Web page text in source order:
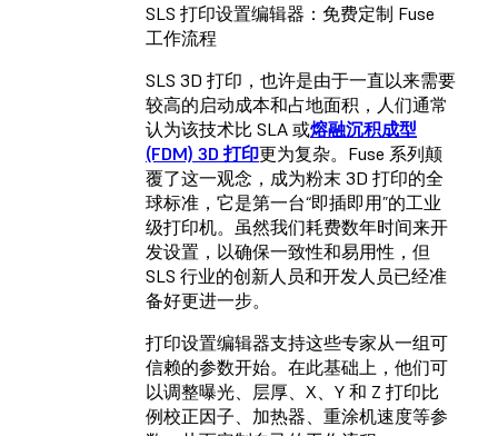
SLS 打印设置编辑器：免费定制 Fuse
工作流程
SLS 3D 打印，也许是由于一直以来需要
较高的启动成本和占地面积，人们通常
认为该技术比 SLA 或熔融沉积成型
(FDM) 3D 打印更为复杂。Fuse 系列颠
覆了这一观念，成为粉末 3D 打印的全
球标准，它是第一台“即插即用”的工业
级打印机。虽然我们耗费数年时间来开
发设置，以确保一致性和易用性，但
SLS 行业的创新人员和开发人员已经准
备好更进一步。
打印设置编辑器支持这些专家从一组可
信赖的参数开始。在此基础上，他们可
以调整曝光、层厚、X、Y 和 Z 打印比
例校正因子、加热器、重涂机速度等参